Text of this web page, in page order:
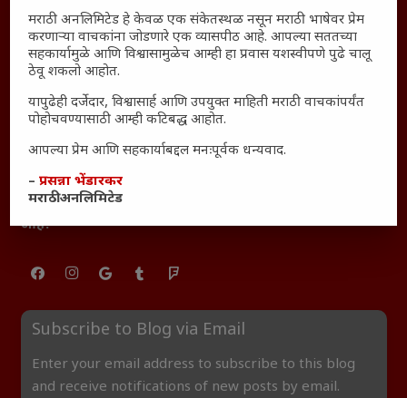
यश आणि आत्मविश्वास: स्वप्नांना वास्तवात बदलण्याची शक्ती
महाराष्ट्रातील बदलत्या हवामानाचा शेतीवर वाढता परिणाम:
शेतकऱ्यांसमोरील नवीन आव्हाने आणि संधी
महाराष्ट्र आणि संपूर्ण भारतातील शेतकऱ्यांना मान्सूनचे महत्त्व
मीडियावर चर्चांना उधाण
सार्वजनिक नोंद: पेमेंट डिफॉल्ट प्रकरण – Kris Ankem [FFME]
धावपळीच्या जीवनात शांततेचा शोध – Meditation का आवश्यक
आहे?
Subscribe to Blog via Email
Enter your email address to subscribe to this blog
and receive notifications of new posts by email.
मराठी अनलिमिटेड हे केवळ एक संकेतस्थळ नसून मराठी भाषेवर प्रेम
करणाऱ्या वाचकांना जोडणारे एक व्यासपीठ आहे. आपल्या सततच्या
सहकार्यामुळे आणि विश्वासामुळेच आम्ही हा प्रवास यशस्वीपणे पुढे चालू
ठेवू शकलो आहोत.
यापुढेही दर्जेदार, विश्वासार्ह आणि उपयुक्त माहिती मराठी वाचकांपर्यंत
पोहोचवण्यासाठी आम्ही कटिबद्ध आहोत.
आपल्या प्रेम आणि सहकार्याबद्दल मनःपूर्वक धन्यवाद.
–प्रसन्ना भेंडारकर
मराठी अनलिमिटेड